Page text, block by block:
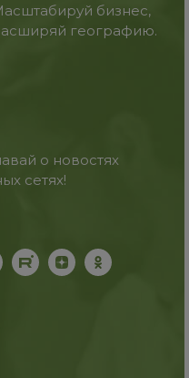
бизнес,
географию.
о новостях
сетях!